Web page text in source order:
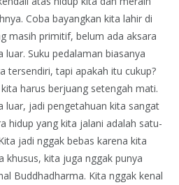
Coba bayangkan kita lahir di
masih primitif, belum ada aksara
luar. Suku pedalaman biasanya
tersendiri, tapi apakah itu cukup?
harus berjuang setengah mati.
luar, jadi pengetahuan kita sangat
hidup yang kita jalani adalah satu-
jadi nggak bebas karena kita
khusus, kita juga nggak punya
Buddhadharma. Kita nggak kenal